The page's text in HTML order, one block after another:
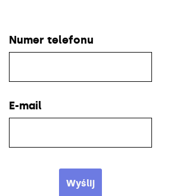
Numer telefonu
E-mail